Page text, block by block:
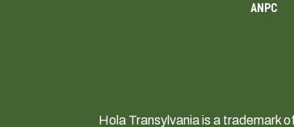
ANPC
Hola Transylvania is a trademark